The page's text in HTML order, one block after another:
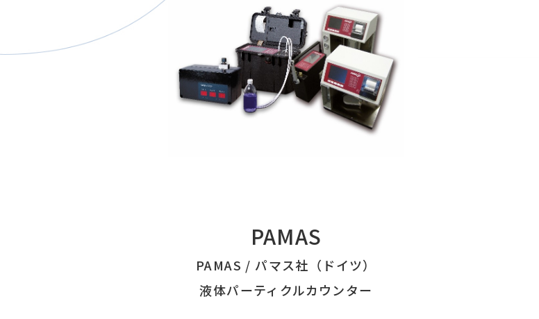
PAMAS
PAMAS / パマス社（ドイツ）
液体パーティクルカウンター